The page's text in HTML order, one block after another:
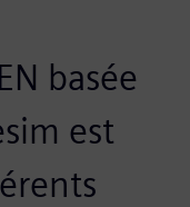
basée
est